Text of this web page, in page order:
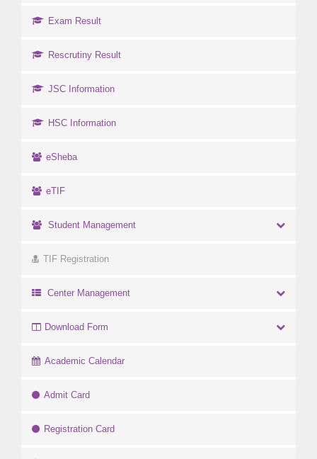
Exam Result
Rescrutiny Result
JSC Information
HSC Information
eSheba
eTIF
Student Management
TIF Registration
Center Management
Download Form
Academic Calendar
Admit Card
Registration Card